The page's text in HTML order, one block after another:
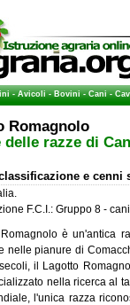
-Avicoli-Bovini-Cani-
Romagnolo
delle razze di
e cenni
F.C.I.: Gruppo 8 -
Romagnolo è un'antica
nelle pianure di
il Lagotto
nella ricerca al
l'unica razza